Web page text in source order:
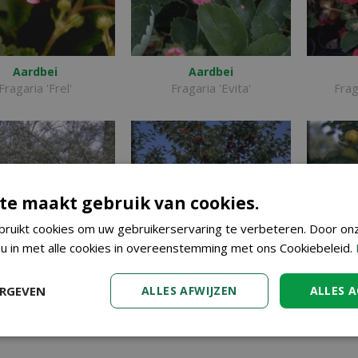
Aardbei
Fragaria 'Frel'
Aardbei
Fragaria 'Evita'
Amerikaans
Appel
Malus 'Red Sentinel'
maakt gebruik van cookies.
cookies om uw gebruikerservaring te verbeteren. Door
in met alle cookies in overeenstemming met ons Cookiebeleid.
ALLES
ALLES AFWIJZEN